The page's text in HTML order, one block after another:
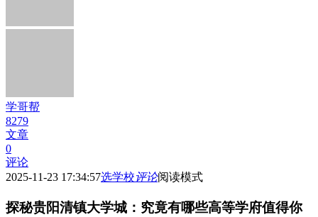
学哥帮
8279
文章
0
评论
2025-11-23 17:34:57选学校评论阅读模式
探秘贵阳清镇大学城：究竟有哪些高等学府值得你